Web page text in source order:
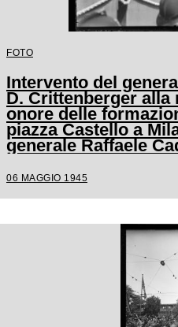
FOTO
Intervento del
D. Crittenberger alla
onore delle
piazza Castello a
generale Raffaele
06 MAGGIO 1945